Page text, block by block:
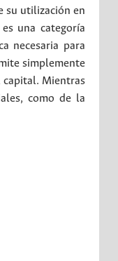
su utilización en
una categoría
necesaria para
simplemente
capital. Mientras
como de la